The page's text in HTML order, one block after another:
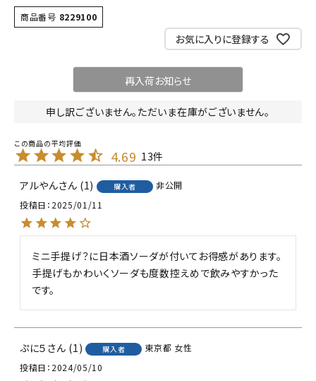
商品番号 8229100
お気に入りに登録する
再入荷お知らせ
申し訳ございません。ただいま在庫がございません。
4.69 13
アルやん 1 購入者
非公開
投稿日 2025/01/11
ミニ手提げ？に日本酒ソーダが付いてお得感があります。
手提げもかわいくソーダも度数控えめで飲みやすかった
です。
ぷに５ 1 購入者 東京都 女性
投稿日 2024/05/10